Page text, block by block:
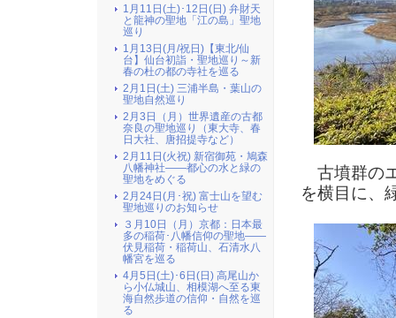
古墳群の
を横目に、
1月11日(土)･12日(日) 弁財天
と龍神の聖地「江の島」聖地
巡り
1月13日(月/祝日)【東北/仙
台】仙台初詣・聖地巡り～新
春の杜の都の寺社を巡る
2月1日(土) 三浦半島・葉山の
聖地自然巡り
2月3日（月）世界遺産の古都
奈良の聖地巡り（東大寺、春
日大社、唐招提寺など）
2月11日(火祝) 新宿御苑・鳩森
八幡神社――都心の水と緑の
聖地をめぐる
2月24日(月･祝) 富士山を望む
聖地巡りのお知らせ
３月10日（月）京都：日本最
多の稲荷･八幡信仰の聖地――
伏見稲荷・稲荷山、石清水八
幡宮を巡る
4月5日(土)･6日(日) 高尾山か
ら小仏城山、相模湖へ至る東
海自然歩道の信仰・自然を巡
る